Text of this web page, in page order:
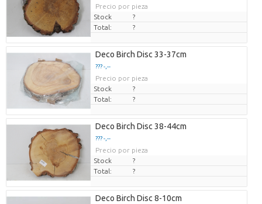
Precio por pieza
Stock
?
Total:
?
Deco Birch Disc 33-37cm
??? -,--
Precio por pieza
Stock
?
Total:
?
Deco Birch Disc 38-44cm
??? -,--
Precio por pieza
Stock
?
Total:
?
Deco Birch Disc 8-10cm